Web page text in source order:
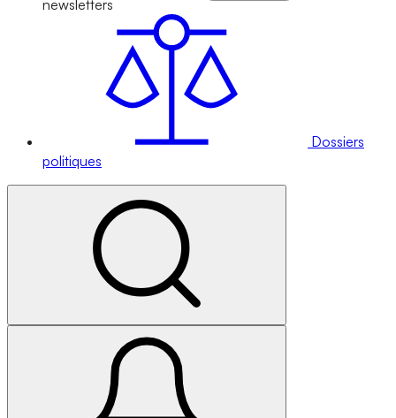
newsletters
Dossiers
politiques